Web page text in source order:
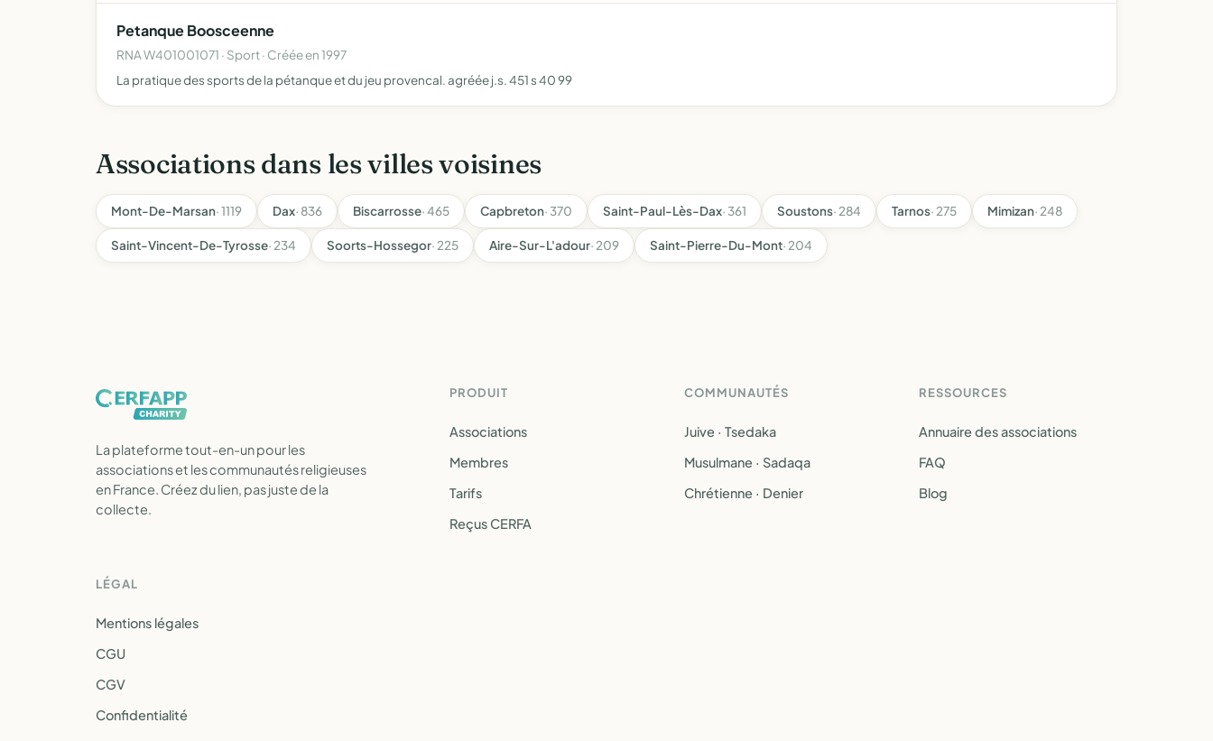
Petanque Boosceenne
RNA W401001071 · Sport · Créée en 1997
La pratique des sports de la pétanque et du jeu provencal. agréée j.s. 451 s 40 99
Associations dans les villes voisines
Mont-De-Marsan· 1119 Dax· 836 Biscarrosse· 465 Capbreton· 370 Saint-Paul-Lès-Dax· 361 Soustons· 284 Tarnos· 275 Mimizan· 248
Saint-Vincent-De-Tyrosse· 234 Soorts-Hossegor· 225 Aire-Sur-L'adour· 209 Saint-Pierre-Du-Mont· 204
La plateforme tout-en-un pour les
associations et les communautés religieuses
en France. Créez du lien, pas juste de la
collecte.
PRODUIT
Associations
Membres
Tarifs
Reçus CERFA
COMMUNAUTÉS
Juive · Tsedaka
Musulmane · Sadaqa
Chrétienne · Denier
RESSOURCES
Annuaire des associations
FAQ
Blog
LÉGAL
Mentions légales
CGU
CGV
Confidentialité